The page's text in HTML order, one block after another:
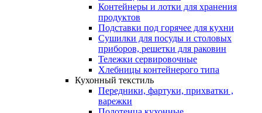
Контейнеры и лотки для хранения
продуктов
Подставки под горячее для кухни
Сушилки для посуды и столовых
приборов, решетки для раковин
Тележки сервировочные
Хлебницы контейнерого типа
Кухонный текстиль
Передники, фартуки, прихватки ,
варежки